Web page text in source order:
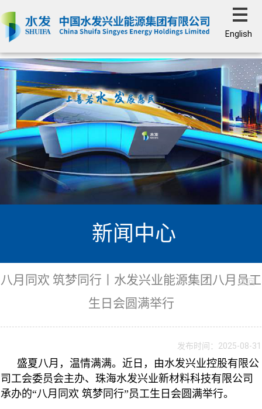
English
新闻中心
八月同欢 筑梦同行丨水发兴业能源集团八月员工
生日会圆满举行
返回
发布时间：2025-08-31
盛夏八月，温情满满。近日，由水发兴业控股有限公
司工会委员会主办、珠海水发兴业新材料科技有限公司
承办的“八月同欢 筑梦同行”员工生日会圆满举行。